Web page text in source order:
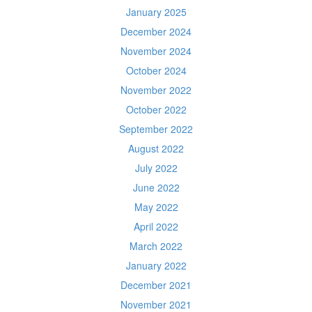
January 2025
December 2024
November 2024
October 2024
November 2022
October 2022
September 2022
August 2022
July 2022
June 2022
May 2022
April 2022
March 2022
January 2022
December 2021
November 2021